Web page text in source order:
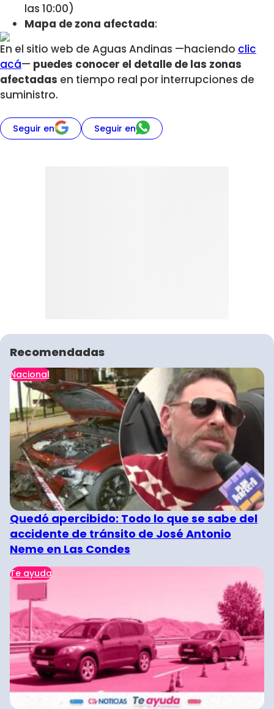
las 10:00)
Mapa de zona afectada:
En el sitio web de Aguas Andinas —haciendo clic
acá— puedes conocer el detalle de las zonas
afectadas en tiempo real por interrupciones de
suministro.
Seguir en Seguir en
Recomendadas
Nacional
Quedó apercibido: Todo lo que se sabe del
accidente de tránsito de José Antonio
Neme en Las Condes
Te ayuda